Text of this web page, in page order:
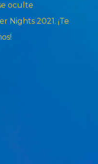
oculte
Nights 2021. ¡Te